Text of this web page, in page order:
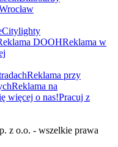
Citylighty
DOOHReklama w
Reklama przy
Reklama na
więcej o nas!Pracuj z
z o.o. - wszelkie prawa